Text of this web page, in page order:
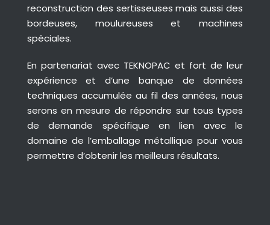
reconstruction des sertisseuses mais aussi des
bordeuses, moulureuses et machines
spéciales.
En partenariat avec TEKNOPAC et fort de leur
expérience et d’une banque de données
techniques accumulée au fil des années, nous
serons en mesure de répondre sur tous types
de demande spécifique en lien avec le
domaine de l’emballage métallique pour vous
permettre d’obtenir les meilleurs résultats.